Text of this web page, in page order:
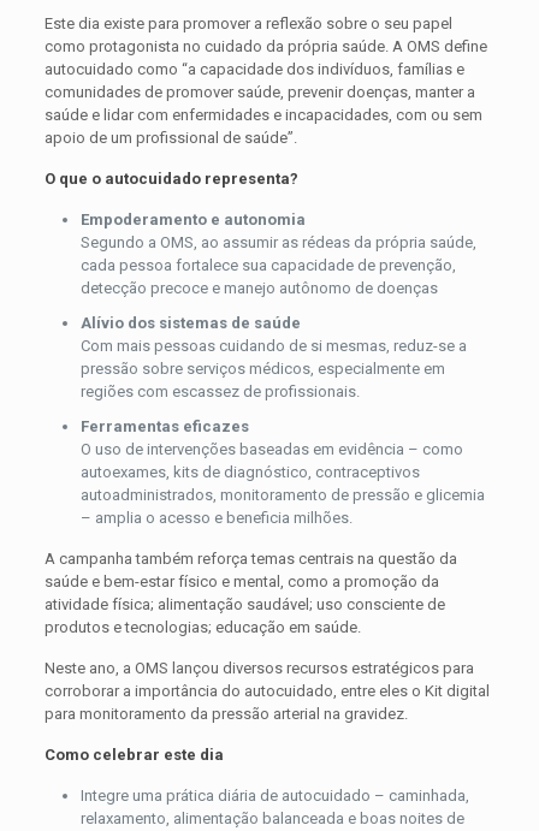
Este dia existe para promover a reflexão sobre o seu papel
como protagonista no cuidado da própria saúde. A OMS define
autocuidado como “a capacidade dos indivíduos, famílias e
comunidades de promover saúde, prevenir doenças, manter a
saúde e lidar com enfermidades e incapacidades, com ou sem
apoio de um profissional de saúde”.
O que o autocuidado representa?
Empoderamento e autonomia
Segundo a OMS, ao assumir as rédeas da própria saúde,
cada pessoa fortalece sua capacidade de prevenção,
detecção precoce e manejo autônomo de doenças
Alívio dos sistemas de saúde
Com mais pessoas cuidando de si mesmas, reduz-se a
pressão sobre serviços médicos, especialmente em
regiões com escassez de profissionais.
Ferramentas eficazes
O uso de intervenções baseadas em evidência – como
autoexames, kits de diagnóstico, contraceptivos
autoadministrados, monitoramento de pressão e glicemia
– amplia o acesso e beneficia milhões.
A campanha também reforça temas centrais na questão da
saúde e bem-estar físico e mental, como a promoção da
atividade física; alimentação saudável; uso consciente de
produtos e tecnologias; educação em saúde.
Neste ano, a OMS lançou diversos recursos estratégicos para
corroborar a importância do autocuidado, entre eles o Kit digital
para monitoramento da pressão arterial na gravidez.
Como celebrar este dia
Integre uma prática diária de autocuidado – caminhada,
relaxamento, alimentação balanceada e boas noites de